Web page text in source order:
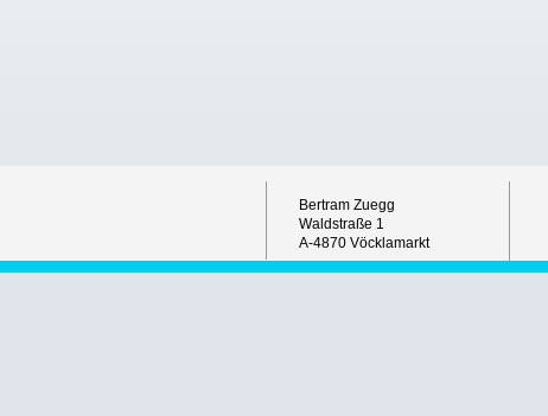
Bertram Zuegg
Waldstraße 1
A-4870 Vöcklamarkt